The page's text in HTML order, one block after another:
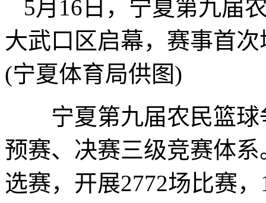
5月16日，宁夏第九届
大武口区启幕，赛事首
(宁夏体育局供图)
宁夏第九届农民篮球
预赛、决赛三级竞赛体
选赛，开展2772场比赛